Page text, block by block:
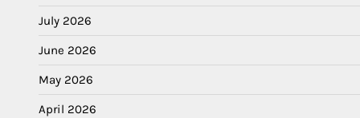
July 2026
June 2026
May 2026
April 2026